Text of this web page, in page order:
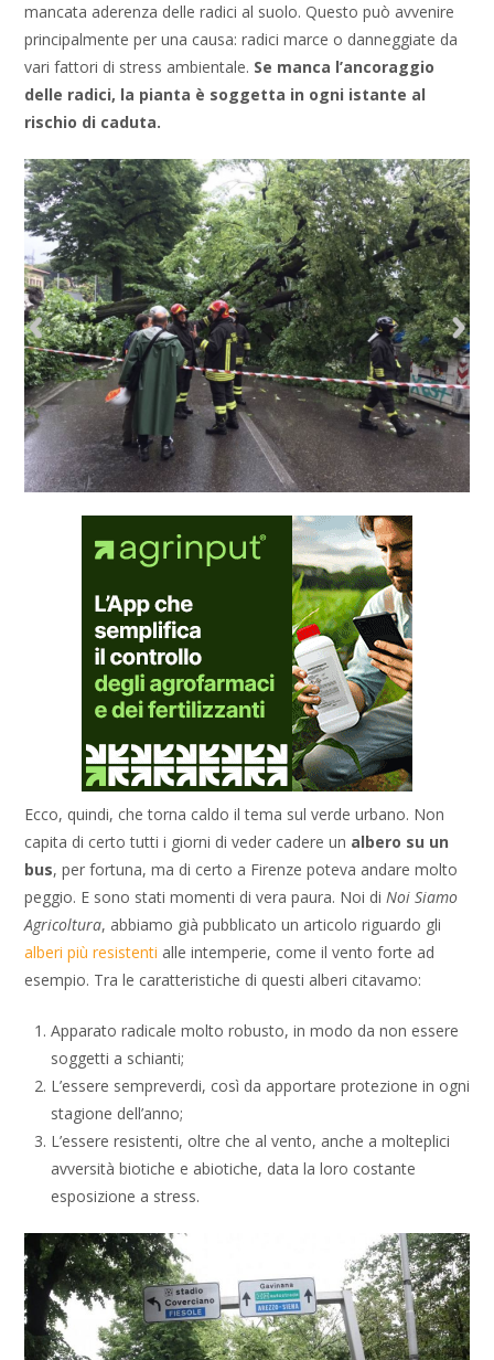
mancata aderenza delle radici al suolo. Questo può avvenire
principalmente per una causa: radici marce o danneggiate da
vari fattori di stress ambientale. Se manca l’ancoraggio
delle radici, la pianta è soggetta in ogni istante al
rischio di caduta.
Ecco, quindi, che torna caldo il tema sul verde urbano. Non
capita di certo tutti i giorni di veder cadere un albero su un
bus, per fortuna, ma di certo a Firenze poteva andare molto
peggio. E sono stati momenti di vera paura. Noi diNoi Siamo
Agricoltura, abbiamo già pubblicato un articolo riguardo gli
alberi più resistenti alle intemperie, come il vento forte ad
esempio. Tra le caratteristiche di questi alberi citavamo:
Apparato radicale molto robusto, in modo da non essere
soggetti a schianti;
L’essere sempreverdi, così da apportare protezione in ogni
stagione dell’anno;
L’essere resistenti, oltre che al vento, anche a molteplici
avversità biotiche e abiotiche, data la loro costante
esposizione a stress.